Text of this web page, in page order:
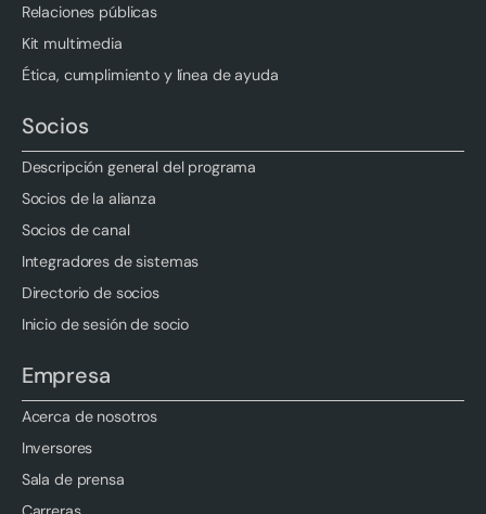
Relaciones públicas
Kit multimedia
Ética, cumplimiento y línea de ayuda
Socios
Descripción general del programa
Socios de la alianza
Socios de canal
Integradores de sistemas
Directorio de socios
Inicio de sesión de socio
Empresa
Acerca de nosotros
Inversores
Sala de prensa